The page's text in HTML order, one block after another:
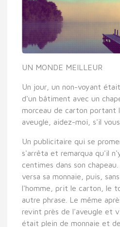
UN MONDE MEILLEUR
Un jour, un non-voyant
d'un bâtiment avec un
morceau de carton portant
aveugle, aidez-moi, s'il
Un publicitaire qui se
s'arrêta et remarqua qu'il
centimes dans son
versa sa monnaie, puis,
l'homme, prit le carton, le
autre phrase. Le même
revint près de l'aveugle et
était plein de monnaie et